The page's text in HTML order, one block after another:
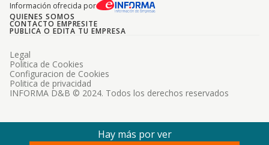
Información ofrecida por
QUIENES SOMOS
CONTACTO EMPRESITE
PUBLICA O EDITA TU EMPRESA
INFORMA D&B © 2024. Todos los derechos reservados
Legal
Politica de Cookies
Configuracion de Cookies
Politica de privacidad
Hay más por ver